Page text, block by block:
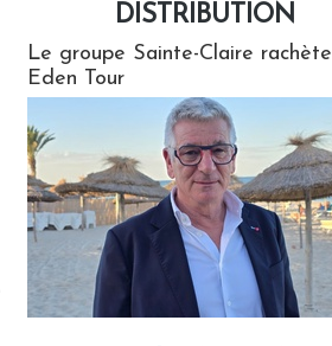
DISTRIBUTION
Le groupe Sainte-Claire rachète
Eden Tour